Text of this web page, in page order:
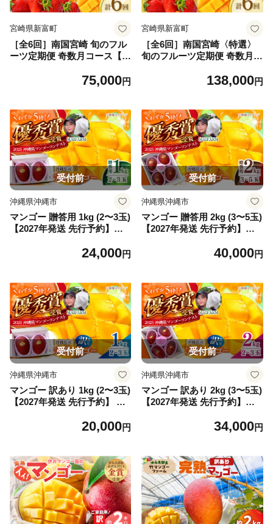
宮崎県新富町
［全6回］南国宮崎 旬のフル
ーツ定期便 奇数月コース【E
75,000円
宮崎県新富町
［全6回］南国宮崎〈特選〉
旬のフルーツ定期便 奇数月コ
138,000円
受付前
沖縄県沖縄市
マンゴー 贈答用 1kg (2〜3玉)
【2027年発送 先行予約】
CAN001] マンゴー まんごー
トロピカルフルーツ fruit Fru
it 果実 沖縄県産 完熟 芒果 家
庭用 国産 産地直送 冷蔵 季節
限定 スイーツ 国産 おすすめ
お取り寄せ 送料無料 沖縄県
沖縄市 おきなわ 沖縄
24,000円
受付前
沖縄県沖縄市
マンゴー 贈答用 2kg (3〜5玉)
【2027年発送 先行予約】
CAN002] マンゴー まんごー
トロピカルフルーツ fruit Fru
it 果実 沖縄県産 完熟 芒果 家
庭用 国産 産地直送 産直 冷蔵
季節限定 スイーツ 国産 お取
り寄せ 送料無料 沖縄県 沖縄
市 おきなわ 沖縄
40,000円
受付前
沖縄県沖縄市
マンゴー 訳あり 1kg (2〜3玉)
【2027年発送 先行予約】 MA
フルーツ ふるーつ まんごー
ルーツ 訳アリ わけあり ワケ
あり ワケアリ 沖縄県産 完熟
芒果 家庭用 国産 南国 デザー
ト 産地直送 直送 季節限定 旬
スイーツ 国産 家庭用 ご当地
特産品 送料無料 沖縄市
20,000円
受付前
沖縄県沖縄市
マンゴー 訳あり 2kg (3〜5玉)
【2027年発送 先行予約】
CAN004] マンゴー フルーツ
果実 トロピカルフルーツ 訳
アリ わけあり ワケあり ワケ
アリ 沖縄県産 完熟 芒果 家庭
用 国産 南国 デザート 産地直
送 季節限定 旬 スイーツ 国産
家庭用 送料無料 沖縄市
34,000円